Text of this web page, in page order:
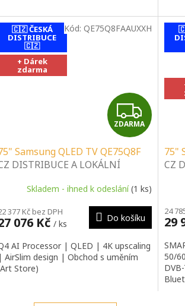
🇨🇿 ČESKÁ
DISTRIBUCE
🇨🇿
+ Dárek
zdarma
Z
D
R
M
A
ZDARMA
Samsung QLED TV QE75Q8F
DISTRIBUCE A LOKÁLNÍ
PRODEJCE | PORADENSTVÍ |
INSTALAČNÍ & MONTÁŽNÍ
Skladem - ihned k odeslání(1 ks)
377 Kč bez DPH
076 Kč / ks
Do košíku
AI Processor | QLED | 4K upscaling
| AirSlim design | Obchod s uměním
Store)
Kód: QE75Q8FAAUXXH
75"
CZ
24
29
50/